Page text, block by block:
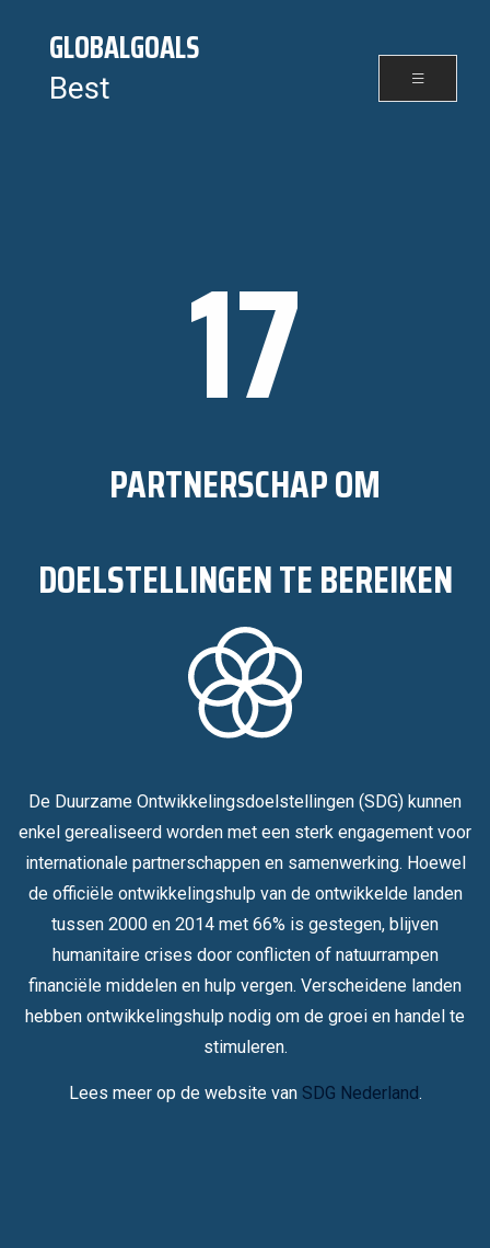
GLOBALGOALS
Best
17
PARTNERSCHAP OM
DOELSTELLINGEN TE BEREIKEN
De Duurzame Ontwikkelingsdoelstellingen (SDG) kunnen
enkel gerealiseerd worden met een sterk engagement voor
internationale partnerschappen en samenwerking. Hoewel
de officiële ontwikkelingshulp van de ontwikkelde landen
tussen 2000 en 2014 met 66% is gestegen, blijven
humanitaire crises door conflicten of natuurrampen
financiële middelen en hulp vergen. Verscheidene landen
hebben ontwikkelingshulp nodig om de groei en handel te
stimuleren.
Lees meer op de website van SDG Nederland.